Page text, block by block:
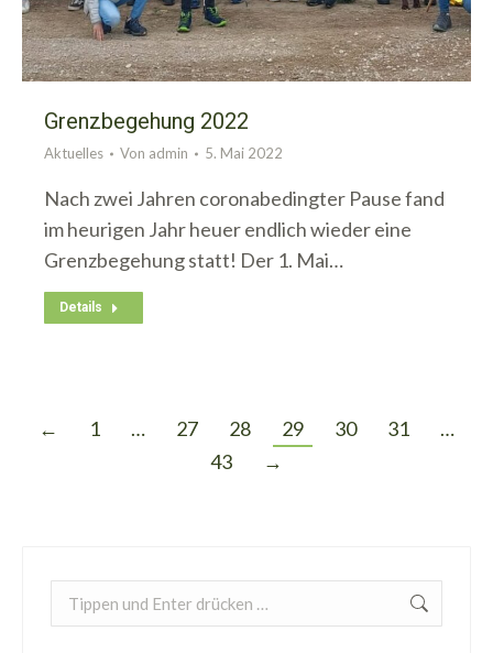
Grenzbegehung 2022
Aktuelles Von admin 5. Mai 2022
Nach zwei Jahren coronabedingter Pause fand
im heurigen Jahr heuer endlich wieder eine
Grenzbegehung statt! Der 1. Mai…
Details
← 1 … 27 28 29 30 31
…
43
→
Search: